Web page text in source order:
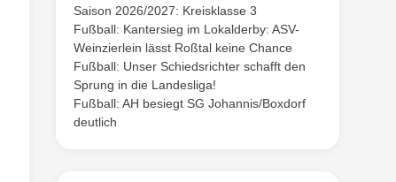
Saison 2026/2027: Kreisklasse 3
Fußball: Kantersieg im Lokalderby: ASV-
Weinzierlein lässt Roßtal keine Chance
Fußball: Unser Schiedsrichter schafft den
Sprung in die Landesliga!
Fußball: AH besiegt SG Johannis/Boxdorf
deutlich